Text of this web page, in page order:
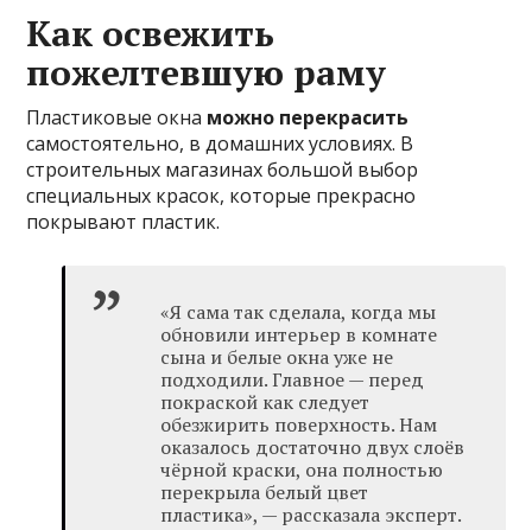
Как освежить
пожелтевшую раму
Пластиковые окна можно перекрасить
самостоятельно, в домашних условиях. В
строительных магазинах большой выбор
специальных красок, которые прекрасно
покрывают пластик.
«Я сама так сделала, когда мы
обновили интерьер в комнате
сына и белые окна уже не
подходили. Главное — перед
покраской как следует
обезжирить поверхность. Нам
оказалось достаточно двух слоёв
чёрной краски, она полностью
перекрыла белый цвет
пластика», — рассказала эксперт.